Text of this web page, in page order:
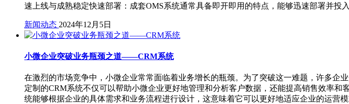
速上线与成熟稳定快速部署：成套OMS系统通常具备即开即用的特点，能够迅速部署并
新闻动态 2024年12月5日
小微企业突破业务瓶颈之道——CRM系统
在激烈的市场竞争中，小微企业常常面临着业务增长的瓶颈。为了突破这一难题，许多企
定制的CRM系统不仅可以帮助小微企业更好地管理和分析客户数据，还能提高销售效率
统能够根据企业的具体需求和业务流程进行设计，这意味着它可以更好地适应企业的运